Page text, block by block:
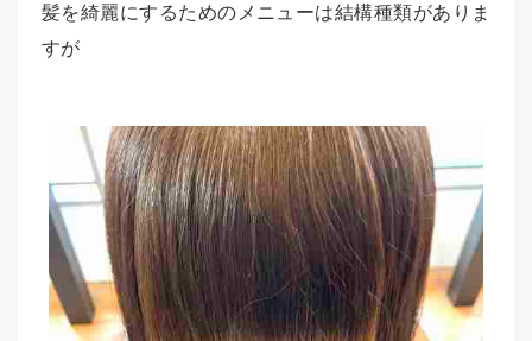
髪を綺麗にするためのメニューは結構種類がありま
すが